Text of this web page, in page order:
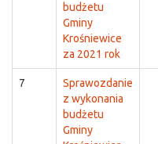
budżetu
Gminy
Krośniewice
za 2021 rok
7
Sprawozdanie
z wykonania
budżetu
Gminy